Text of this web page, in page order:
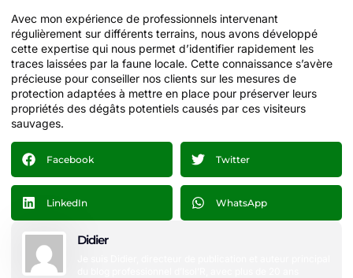
Avec mon expérience de professionnels intervenant
régulièrement sur différents terrains, nous avons développé
cette expertise qui nous permet d’identifier rapidement les
traces laissées par la faune locale. Cette connaissance s’avère
précieuse pour conseiller nos clients sur les mesures de
protection adaptées à mettre en place pour préserver leurs
propriétés des dégâts potentiels causés par ces visiteurs
sauvages.
Facebook Twitter
LinkedIn WhatsApp
Didier